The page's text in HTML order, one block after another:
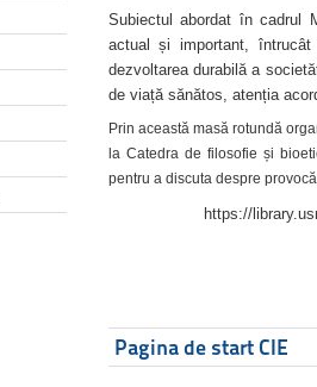
Subiectul abordat în cadrul
actual și important, întrucât
dezvoltarea durabilă a
de viață sănătos, atenția
Prin această masă rotundă
la Catedra de filosofie și
pentru a discuta despre
https://
Pagina de start CIE